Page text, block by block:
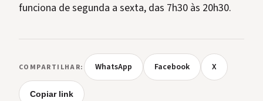
funciona de segunda a sexta, das 7h30 às 20h30.
COMPARTILHAR: WhatsApp Facebook X
Copiar link